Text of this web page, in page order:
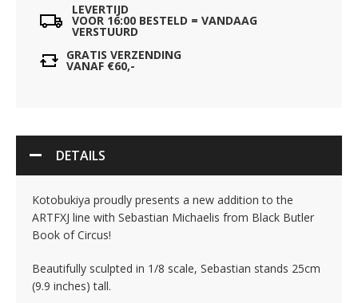
LEVERTIJD
VOOR 16:00 BESTELD = VANDAAG
VERSTUURD
GRATIS VERZENDING
VANAF €60,-
DETAILS
Kotobukiya proudly presents a new addition to the
ARTFXJ line with Sebastian Michaelis from Black Butler
Book of Circus!
Beautifully sculpted in 1/8 scale, Sebastian stands 25cm
(9.9 inches) tall.